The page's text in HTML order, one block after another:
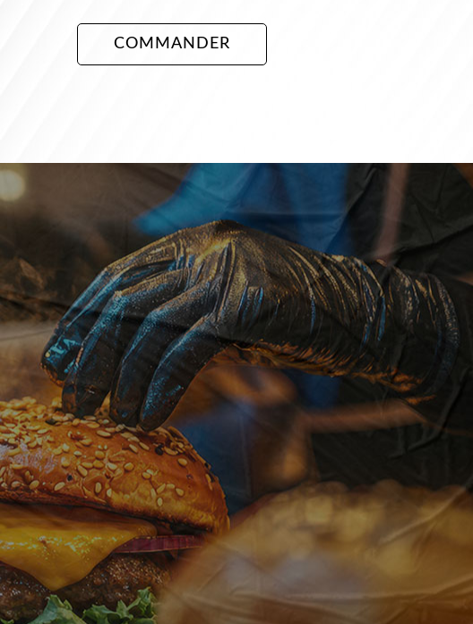
COMMANDER